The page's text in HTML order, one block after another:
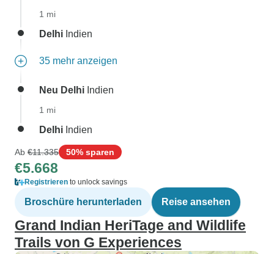
1 mi
Delhi Indien
35 mehr anzeigen
Neu Delhi Indien
1 mi
Delhi Indien
Ab €11.335 50% sparen
€5.668
Registrieren to unlock savings
Broschüre herunterladen Reise ansehen
Grand Indian HeriTage and Wildlife
Trails von G Experiences